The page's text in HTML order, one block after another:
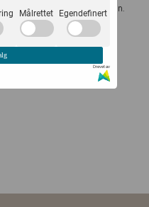
på midnattsblå bakgrunn.
og brenner godt. Eskene er
fremme.
Målrettet Egendefinert
Drevet av